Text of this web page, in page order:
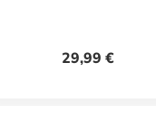
29,99 €